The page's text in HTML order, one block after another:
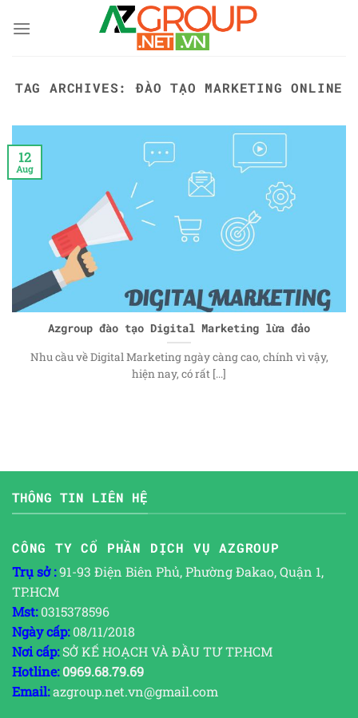
TAG ARCHIVES:ĐÀO TẠO MARKETING ONLINE
Azgroup đào tạo Digital Marketing lừa đảo
Nhu cầu về Digital Marketing ngày càng cao, chính vì vậy,
hiện nay, có rất [...]
12
Aug
THÔNG TIN LIÊN HỆ
CÔNG TY CỔ PHẦN DỊCH VỤ AZGROUP
Trụ sở :91-93 Điện Biên Phủ, Phường Đakao, Quận 1,
TP.HCM
Mst:0315378596
Ngày cấp:08/11/2018
Nơi cấp:SỞ KẾ HOẠCH VÀ ĐẦU TƯ TP.HCM
Hotline: 0969.68.79.69
Email:azgroup.net.vn@gmail.com